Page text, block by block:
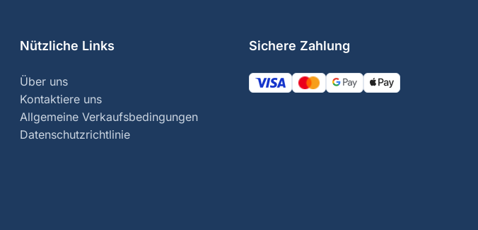
Nützliche Links
Über uns
Kontaktiere uns
Allgemeine Verkaufsbedingungen
Datenschutzrichtlinie
Sichere Zahlung